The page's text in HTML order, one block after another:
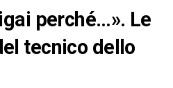
perché…». Le
tecnico dello